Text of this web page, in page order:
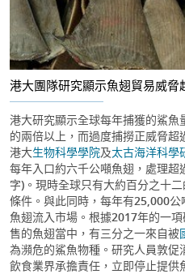
港大團隊研究顯示魚翅貿易威脅
港大研究顯示全球每年捕獲的鯊
的兩倍以上，而過度捕撈正威脅
港大生物科學學院及太古海洋科學
每年入口約六千公噸魚翅，處理
字)。現時全球只有大約百分之十
條件。與此同時，每年有25,000
魚翅流入市場。根據2017年的一
售的魚翅當中，有三分之一來自被
為瀕危的鯊魚物種。研究人員敦
飲食業界承擔責任，立即停止提供